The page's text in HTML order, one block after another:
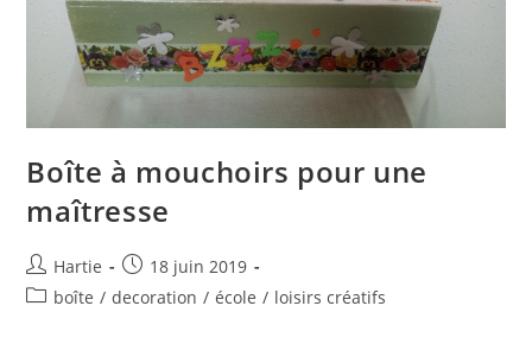
Boîte à mouchoirs pour une
maîtresse
Hartie
18 juin 2019
boîte / decoration / école / loisirs créatifs